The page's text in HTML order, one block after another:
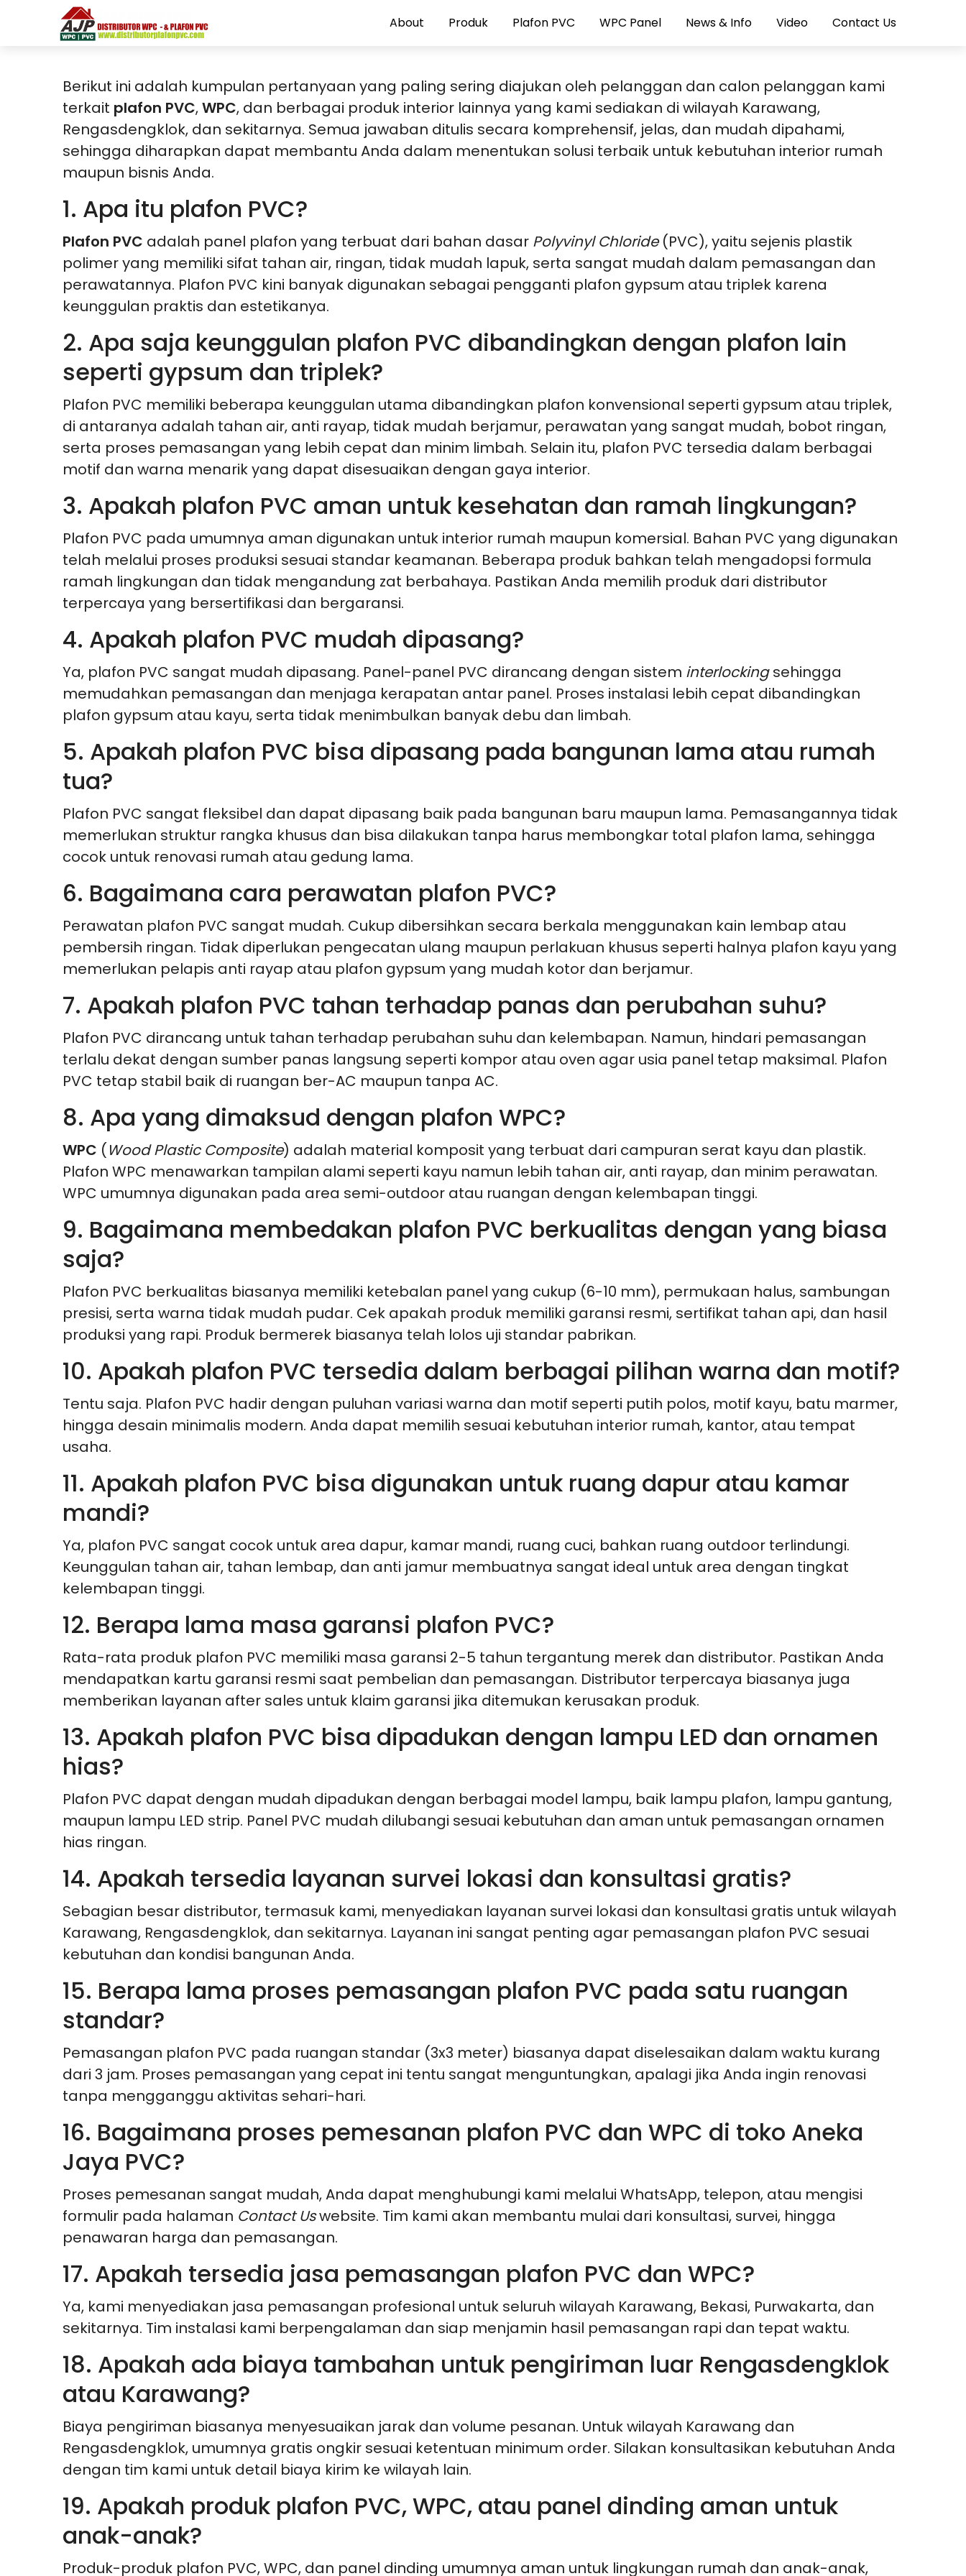
About Produk Plafon PVC WPC Panel News & Info Video Contact Us
Berikut ini adalah kumpulan pertanyaan yang paling sering diajukan oleh pelanggan dan calon pelanggan kami
terkait plafon PVC,WPC, dan berbagai produk interior lainnya yang kami sediakan di wilayah Karawang,
Rengasdengklok, dan sekitarnya. Semua jawaban ditulis secara komprehensif, jelas, dan mudah dipahami,
sehingga diharapkan dapat membantu Anda dalam menentukan solusi terbaik untuk kebutuhan interior rumah
maupun bisnis Anda.
1. Apa itu plafon PVC?
Plafon PVC adalah panel plafon yang terbuat dari bahan dasar Polyvinyl Chloride(PVC), yaitu sejenis plastik
polimer yang memiliki sifat tahan air, ringan, tidak mudah lapuk, serta sangat mudah dalam pemasangan dan
perawatannya. Plafon PVC kini banyak digunakan sebagai pengganti plafon gypsum atau triplek karena
keunggulan praktis dan estetikanya.
2. Apa saja keunggulan plafon PVC dibandingkan dengan plafon lain
seperti gypsum dan triplek?
Plafon PVC memiliki beberapa keunggulan utama dibandingkan plafon konvensional seperti gypsum atau triplek,
di antaranya adalah tahan air, anti rayap, tidak mudah berjamur, perawatan yang sangat mudah, bobot ringan,
serta proses pemasangan yang lebih cepat dan minim limbah. Selain itu, plafon PVC tersedia dalam berbagai
motif dan warna menarik yang dapat disesuaikan dengan gaya interior.
3. Apakah plafon PVC aman untuk kesehatan dan ramah lingkungan?
Plafon PVC pada umumnya aman digunakan untuk interior rumah maupun komersial. Bahan PVC yang digunakan
telah melalui proses produksi sesuai standar keamanan. Beberapa produk bahkan telah mengadopsi formula
ramah lingkungan dan tidak mengandung zat berbahaya. Pastikan Anda memilih produk dari distributor
terpercaya yang bersertifikasi dan bergaransi.
4. Apakah plafon PVC mudah dipasang?
Ya, plafon PVC sangat mudah dipasang. Panel-panel PVC dirancang dengan sistem interlockingsehingga
memudahkan pemasangan dan menjaga kerapatan antar panel. Proses instalasi lebih cepat dibandingkan
plafon gypsum atau kayu, serta tidak menimbulkan banyak debu dan limbah.
5. Apakah plafon PVC bisa dipasang pada bangunan lama atau rumah
tua?
Plafon PVC sangat fleksibel dan dapat dipasang baik pada bangunan baru maupun lama. Pemasangannya tidak
memerlukan struktur rangka khusus dan bisa dilakukan tanpa harus membongkar total plafon lama, sehingga
cocok untuk renovasi rumah atau gedung lama.
6. Bagaimana cara perawatan plafon PVC?
Perawatan plafon PVC sangat mudah. Cukup dibersihkan secara berkala menggunakan kain lembap atau
pembersih ringan. Tidak diperlukan pengecatan ulang maupun perlakuan khusus seperti halnya plafon kayu yang
memerlukan pelapis anti rayap atau plafon gypsum yang mudah kotor dan berjamur.
7. Apakah plafon PVC tahan terhadap panas dan perubahan suhu?
Plafon PVC dirancang untuk tahan terhadap perubahan suhu dan kelembapan. Namun, hindari pemasangan
terlalu dekat dengan sumber panas langsung seperti kompor atau oven agar usia panel tetap maksimal. Plafon
PVC tetap stabil baik di ruangan ber-AC maupun tanpa AC.
8. Apa yang dimaksud dengan plafon WPC?
WPC (Wood Plastic Composite) adalah material komposit yang terbuat dari campuran serat kayu dan plastik.
Plafon WPC menawarkan tampilan alami seperti kayu namun lebih tahan air, anti rayap, dan minim perawatan.
WPC umumnya digunakan pada area semi-outdoor atau ruangan dengan kelembapan tinggi.
9. Bagaimana membedakan plafon PVC berkualitas dengan yang biasa
saja?
Plafon PVC berkualitas biasanya memiliki ketebalan panel yang cukup (6-10 mm), permukaan halus, sambungan
presisi, serta warna tidak mudah pudar. Cek apakah produk memiliki garansi resmi, sertifikat tahan api, dan hasil
produksi yang rapi. Produk bermerek biasanya telah lolos uji standar pabrikan.
10. Apakah plafon PVC tersedia dalam berbagai pilihan warna dan motif?
Tentu saja. Plafon PVC hadir dengan puluhan variasi warna dan motif seperti putih polos, motif kayu, batu marmer,
hingga desain minimalis modern. Anda dapat memilih sesuai kebutuhan interior rumah, kantor, atau tempat
usaha.
11. Apakah plafon PVC bisa digunakan untuk ruang dapur atau kamar
mandi?
Ya, plafon PVC sangat cocok untuk area dapur, kamar mandi, ruang cuci, bahkan ruang outdoor terlindungi.
Keunggulan tahan air, tahan lembap, dan anti jamur membuatnya sangat ideal untuk area dengan tingkat
kelembapan tinggi.
12. Berapa lama masa garansi plafon PVC?
Rata-rata produk plafon PVC memiliki masa garansi 2-5 tahun tergantung merek dan distributor. Pastikan Anda
mendapatkan kartu garansi resmi saat pembelian dan pemasangan. Distributor terpercaya biasanya juga
memberikan layanan after sales untuk klaim garansi jika ditemukan kerusakan produk.
13. Apakah plafon PVC bisa dipadukan dengan lampu LED dan ornamen
hias?
Plafon PVC dapat dengan mudah dipadukan dengan berbagai model lampu, baik lampu plafon, lampu gantung,
maupun lampu LED strip. Panel PVC mudah dilubangi sesuai kebutuhan dan aman untuk pemasangan ornamen
hias ringan.
14. Apakah tersedia layanan survei lokasi dan konsultasi gratis?
Sebagian besar distributor, termasuk kami, menyediakan layanan survei lokasi dan konsultasi gratis untuk wilayah
Karawang, Rengasdengklok, dan sekitarnya. Layanan ini sangat penting agar pemasangan plafon PVC sesuai
kebutuhan dan kondisi bangunan Anda.
15. Berapa lama proses pemasangan plafon PVC pada satu ruangan
standar?
Pemasangan plafon PVC pada ruangan standar (3x3 meter) biasanya dapat diselesaikan dalam waktu kurang
dari 3 jam. Proses pemasangan yang cepat ini tentu sangat menguntungkan, apalagi jika Anda ingin renovasi
tanpa mengganggu aktivitas sehari-hari.
16. Bagaimana proses pemesanan plafon PVC dan WPC di toko Aneka
Jaya PVC?
Proses pemesanan sangat mudah, Anda dapat menghubungi kami melalui WhatsApp, telepon, atau mengisi
formulir pada halaman Contact Uswebsite. Tim kami akan membantu mulai dari konsultasi, survei, hingga
penawaran harga dan pemasangan.
17. Apakah tersedia jasa pemasangan plafon PVC dan WPC?
Ya, kami menyediakan jasa pemasangan profesional untuk seluruh wilayah Karawang, Bekasi, Purwakarta, dan
sekitarnya. Tim instalasi kami berpengalaman dan siap menjamin hasil pemasangan rapi dan tepat waktu.
18. Apakah ada biaya tambahan untuk pengiriman luar Rengasdengklok
atau Karawang?
Biaya pengiriman biasanya menyesuaikan jarak dan volume pesanan. Untuk wilayah Karawang dan
Rengasdengklok, umumnya gratis ongkir sesuai ketentuan minimum order. Silakan konsultasikan kebutuhan Anda
dengan tim kami untuk detail biaya kirim ke wilayah lain.
19. Apakah produk plafon PVC, WPC, atau panel dinding aman untuk
anak-anak?
Produk-produk plafon PVC, WPC, dan panel dinding umumnya aman untuk lingkungan rumah dan anak-anak,